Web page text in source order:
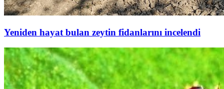
Yeniden hayat bulan zeytin fidanlarını incelendi